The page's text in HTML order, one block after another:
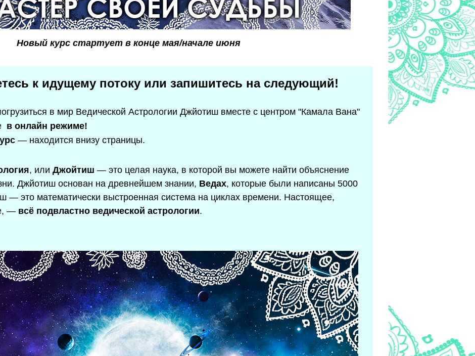
Новый курс стартует в конце мая/начале июня
к идущему потоку или запишитесь на следующий!
в мир Ведической Астрологии Джйотиш вместе с центром "Камала Вана"
в онлайн режиме!
— находится внизу страницы.
, или Джойтиш — это целая наука, в которой вы можете найти объяснение
Джйотиш основан на древнейшем знании, Ведах, которые были написаны 5000
— это математически выстроенная система на циклах времени. Настоящее,
— всё подвластно ведической астрологии.